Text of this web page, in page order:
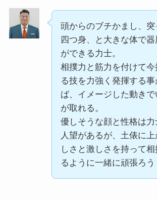
頭からのブチかまし、突
四つ身、と大きな体で器
ができる力士。
相撲力と筋力を付けて今
る技を力強く発揮する
ば、イメージした動き
が取れる。
優しそうな顔と性格は力
人望があるが、土俵に
しさと激しさを持って
るように一緒に頑張ろう